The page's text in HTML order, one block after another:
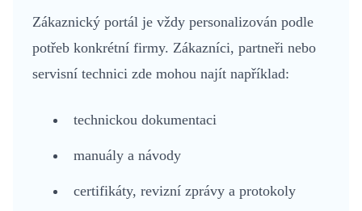
Zákaznický portál je vždy personalizován podle
potřeb konkrétní firmy. Zákazníci, partneři nebo
servisní technici zde mohou najít například:
technickou dokumentaci
manuály a návody
certifikáty, revizní zprávy a protokoly